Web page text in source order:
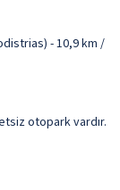
- 10,9 km /
otopark vardır.